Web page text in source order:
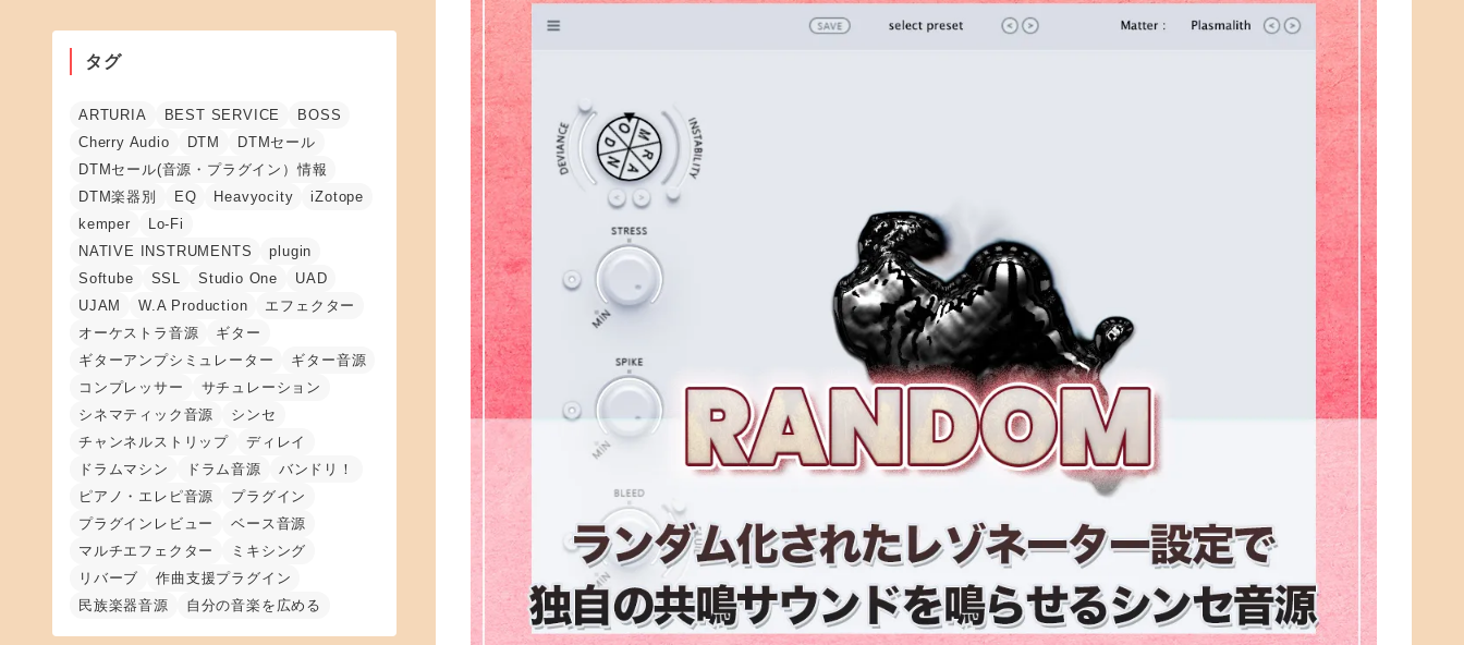
タグ
ARTURIA BEST SERVICE
BOSS
Cherry Audio
DTM
DTMセール
DTMセール(音源・プラグイン）情報
DTM楽器別
EQ Heavyocity
iZotope
kemper
Lo-Fi
NATIVE INSTRUMENTS
plugin
Softube
SSL Studio One
UAD
UJAM
W.A Production
エフェクター
オーケストラ音源
ギター
ギターアンプシミュレーター
ギター音源
コンプレッサー
サチュレーション
シネマティック音源
シンセ
チャンネルストリップ
ディレイ
ドラムマシン
ドラム音源
バンドリ！
ピアノ・エレピ音源
プラグイン
プラグインレビュー
ベース音源
マルチエフェクター
ミキシング
リバーブ
作曲支援プラグイン
民族楽器音源
自分の音楽を広める